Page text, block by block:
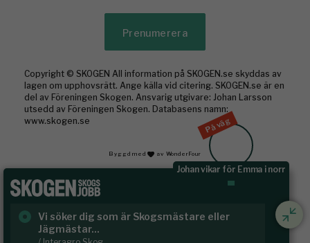
På väg
Johan vikar för Emma i norr
Vi söker dig som är Skogsmästare eller
Jägmästar...
Prenumerera
Copyright © SKOGEN All information på SKOGEN.se skyddas av
lagen om upphovsrätt. Ange källa vid citering. SKOGEN.se är en
del av Föreningen Skogen. Ansvarig utgivare: Johan Larsson
utsedd av Föreningen Skogen. Databasens namn:
www.skogen.se
Byggd med av WonderFour